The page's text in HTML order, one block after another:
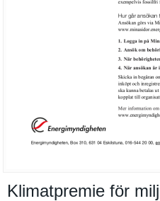
Klimatpremie för